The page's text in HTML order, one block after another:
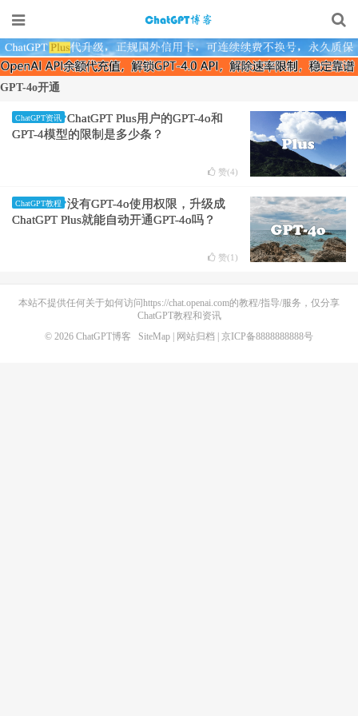
GPT-4o开通
ChatGPT资讯
ChatGPT Plus用户的GPT-4o和
GPT-4模型的限制是多少条？
赞(4)
ChatGPT教程
没有GPT-4o使用权限，升级成
ChatGPT Plus就能自动开通GPT-4o吗？
赞(1 )
本站不提供任何关于如何访问https://chat.openai.com的教程/指导/服务，仅分享
ChatGPT教程和资讯
© 2026 ChatGPT博客 SiteMap | 网站归档 | 京ICP备8888888888号